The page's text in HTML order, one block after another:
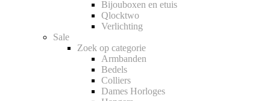
Bijouboxen en etuis
Qlocktwo
Verlichting
Sale
Zoek op categorie
Armbanden
Bedels
Colliers
Dames Horloges